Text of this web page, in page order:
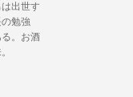
出世す
勉強
。お酒